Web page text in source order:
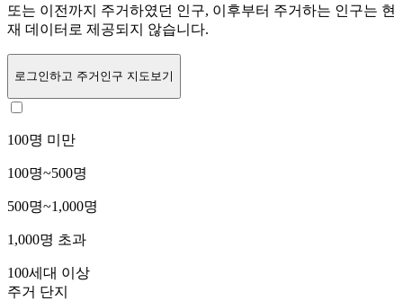
또는 이전까지 주거하였던 인구, 이후부터 주거하는 인구는 현
재 데이터로 제공되지 않습니다.
로그인하고 주거인구 지도보기
100명 미만
100명~500명
500명~1,000명
1,000명 초과
100세대 이상
주거 단지